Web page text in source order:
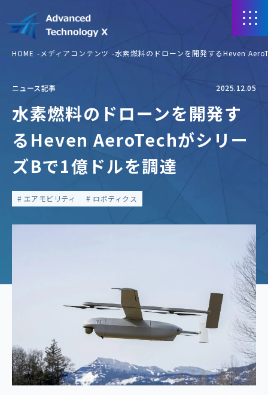
HOME メディアコンテンツ 水素燃料のドローンを開発するHeven
ニュース記事 2025.12.05
水素燃料のドローンを開発す
るHeven AeroTechがシリー
ズBで1億ドルを調達
エアモビリティ ロボティクス